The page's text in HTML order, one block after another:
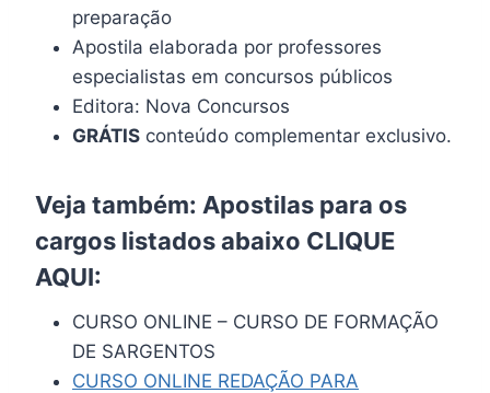
preparação
Apostila elaborada por professores
especialistas em concursos públicos
Editora: Nova Concursos
GRÁTIS conteúdo complementar exclusivo.
Veja também: Apostilas para os
cargos listados abaixo CLIQUE
AQUI:
CURSO ONLINE – CURSO DE FORMAÇÃO
DE SARGENTOS
CURSO ONLINE REDAÇÃO PARA